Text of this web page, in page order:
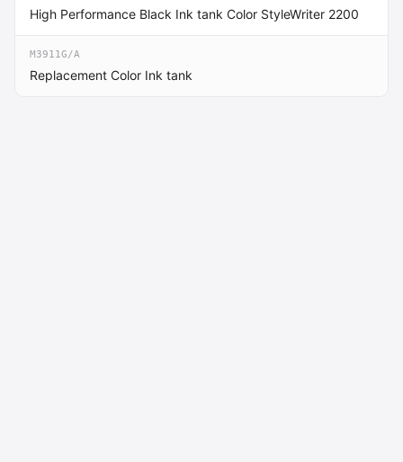
High Performance Black Ink tank Color StyleWriter 2200
M3911G/A
Replacement Color Ink tank